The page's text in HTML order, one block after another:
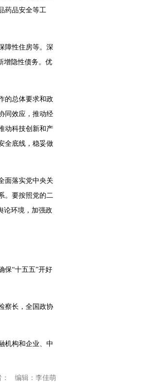
药品安全等工
障性住房等。深
增隐性债务。优
的总体要求和政
同效应，推动经
动科技创新和产
全底线，稳妥做
面落实党中央关
。要按照党的二
论环境，加强政
保“十五五”开好
察长，全国政协
机构和企业、中
： 编辑：李佳萌